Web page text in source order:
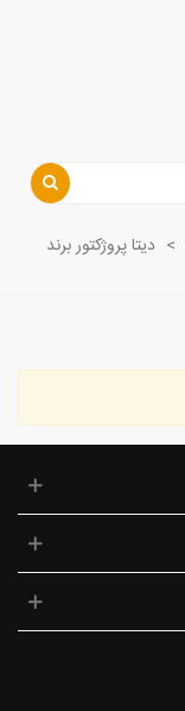
> دیتا پروژکتور برند